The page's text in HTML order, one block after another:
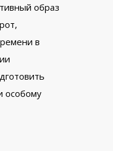
образ
в
особому